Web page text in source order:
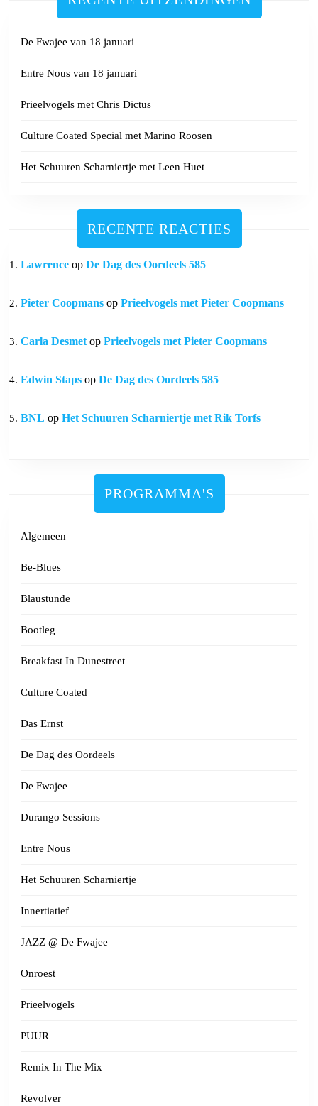
De Fwajee van 18 januari
Entre Nous van 18 januari
Prieelvogels met Chris Dictus
Culture Coated Special met Marino Roosen
Het Schuuren Scharniertje met Leen Huet
RECENTE REACTIES
Lawrence op De Dag des Oordeels 585
Pieter Coopmans op Prieelvogels met Pieter Coopmans
Carla Desmetop Prieelvogels met Pieter Coopmans
Edwin Staps op De Dag des Oordeels 585
BNL op Het Schuuren Scharniertje met Rik Torfs
PROGRAMMA'S
Algemeen
Be-Blues
Blaustunde
Bootleg
Breakfast In Dunestreet
Culture Coated
Das Ernst
De Dag des Oordeels
De Fwajee
Durango Sessions
Entre Nous
Het Schuuren Scharniertje
Innertiatief
JAZZ @ De Fwajee
Onroest
Prieelvogels
PUUR
Remix In The Mix
Revolver